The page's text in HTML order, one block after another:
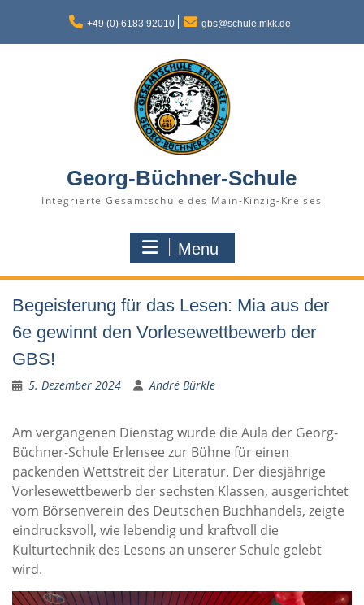
content
+49 (0) 6183 92010 gbs@schule.mkk.de
Georg-Büchner-Schule
Integrierte Gesamtschule des Main-Kinzig-Kreises
Menu
Begeisterung für das Lesen: Mia aus der
6e gewinnt den Vorlesewettbewerb der
GBS!
5. Dezember 2024 André Bürkle
Am vergangenen Dienstag wurde die Aula der Georg-
Büchner-Schule Erlensee zur Bühne für einen
packenden Wettstreit der Literatur. Der diesjährige
Vorlesewettbewerb der sechsten Klassen, ausgerichtet
vom Börsenverein des Deutschen Buchhandels, zeigte
eindrucksvoll, wie lebendig und kraftvoll die
Kulturtechnik des Lesens an unserer Schule gelebt
wird.